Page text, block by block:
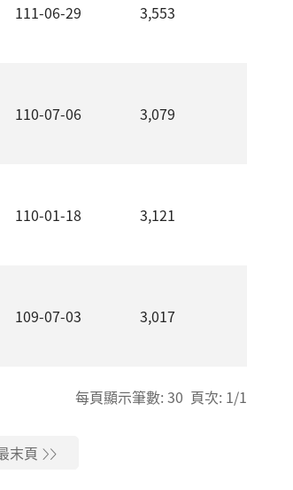
111-06-29 3,553
110-07-06 3,079
110-01-18 3,121
109-07-03 3,017
每頁顯示筆數: 30 頁次: 1/1
末頁